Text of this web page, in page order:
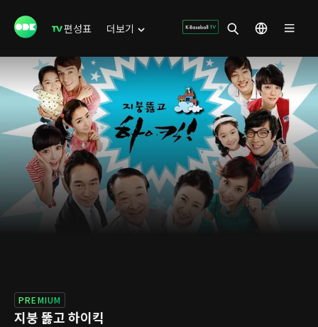
편성표 더보기
PREMIUM
지붕 뚫고 하이킥